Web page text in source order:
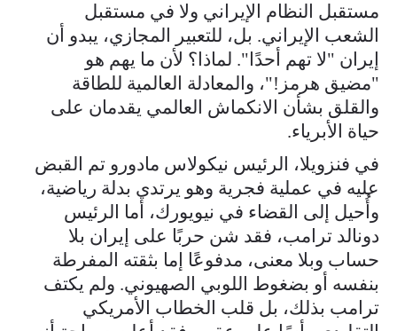
مستقبل النظام الإيراني ولا في مستقبل
الشعب الإيراني. بل، للتعبير المجازي، يبدو أن
إيران "لا تهم أحدًا". لماذا؟ لأن ما يهم هو
"مضيق هرمز!"، والمعادلة العالمية للطاقة
والقلق بشأن الانكماش العالمي يقدمان على
حياة الأبرياء.
في فنزويلا، الرئيس نيكولاس مادورو تم القبض
عليه في عملية فجرية وهو يرتدي بدلة رياضية،
وأُحيل إلى القضاء في نيويورك، أما الرئيس
دونالد ترامب، فقد شن حربًا على إيران بلا
حساب وبلا معنى، مدفوعًا إما بثقته المفرطة
بنفسه أو بضغوط اللوبي الصهيوني. ولم يكتف
ترامب بذلك، بل قلب الخطاب الأمريكي